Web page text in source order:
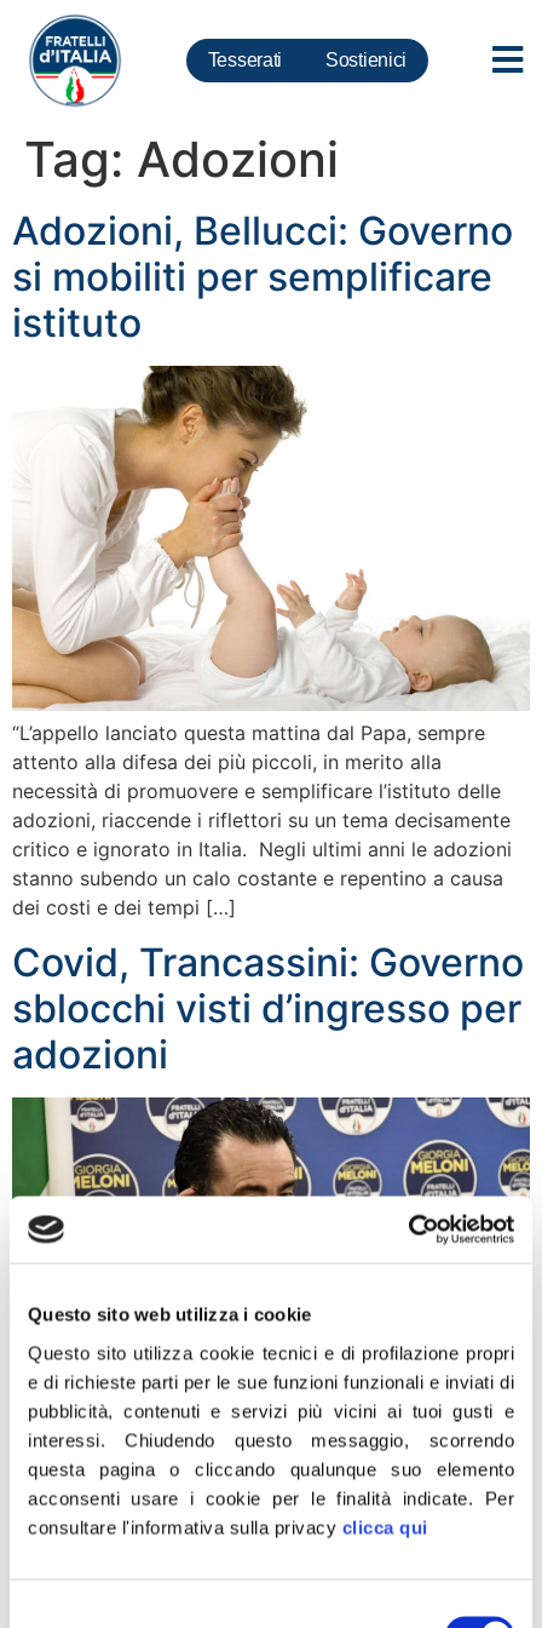
Questo sito web utilizza i cookie
Questo sito utilizza cookie tecnici e di profilazione propri
e di richieste parti per le sue funzioni funzionali e inviati di
pubblicità, contenuti e servizi più vicini ai tuoi gusti e
interessi.Chiudendo questo messaggio, scorrendo
questa pagina o cliccando qualunque suo elemento
acconsenti usare i cookie per le finalità indicate. Per
consultare l'informativa sulla privacy clicca qui
Tesserati Sostienici
Tag: Adozioni
Adozioni, Bellucci: Governo
si mobiliti per semplificare
istituto
“L’appello lanciato questa mattina dal Papa, sempre
attento alla difesa dei più piccoli, in merito alla
necessità di promuovere e semplificare l’istituto delle
adozioni, riaccende i riflettori su un tema decisamente
critico e ignorato in Italia. Negli ultimi anni le adozioni
stanno subendo un calo costante e repentino a causa
dei costi e dei tempi […]
Covid, Trancassini: Governo
sblocchi visti d’ingresso per
adozioni
“La pandemia mondiale ha rallentato, se non del tutto
bloccato, l’iter delle adozioni internazionali in corso,
costringendo genitori già destinatari di una sentenza di
adozione e le coppie che si trovano nei diversi stati del